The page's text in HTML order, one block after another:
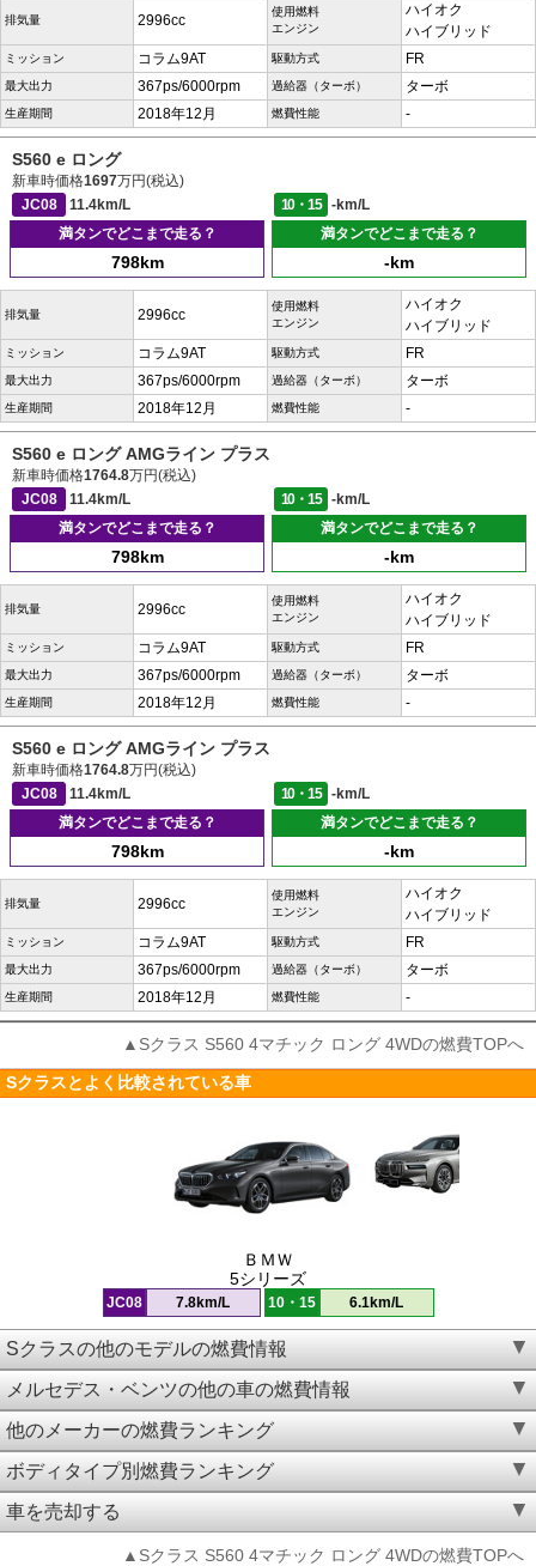
排気量 2996cc
使用燃料
エンジン
ハイオク
ハイブリッド
ミッション コラム9AT 駆動方式 FR
最大出力 367ps/6000rpm 過給器（ターボ） ターボ
生産期間 2018年12月 燃費性能 -
S560 e ロング
新車時価格1697万円(税込)
JC08
11.4km/L 10・15
-km/L
満タンでどこまで走る？
798km
満タンでどこまで走る？
-km
排気量 2996cc
使用燃料
エンジン
ハイオク
ハイブリッド
ミッション コラム9AT 駆動方式 FR
最大出力 367ps/6000rpm 過給器（ターボ） ターボ
生産期間 2018年12月 燃費性能 -
S560 e ロング AMGライン プラス
新車時価格1764.8万円(税込)
JC08
11.4km/L 10・15
-km/L
満タンでどこまで走る？
798km
満タンでどこまで走る？
-km
排気量 2996cc
使用燃料
エンジン
ハイオク
ハイブリッド
ミッション コラム9AT 駆動方式 FR
最大出力 367ps/6000rpm 過給器（ターボ） ターボ
生産期間 2018年12月 燃費性能 -
S560 e ロング AMGライン プラス
新車時価格1764.8万円(税込)
JC08
11.4km/L 10・15
-km/L
満タンでどこまで走る？
798km
満タンでどこまで走る？
-km
排気量 2996cc
使用燃料
エンジン
ハイオク
ハイブリッド
ミッション コラム9AT 駆動方式 FR
最大出力 367ps/6000rpm 過給器（ターボ） ターボ
生産期間 2018年12月 燃費性能 -
▲Sクラス S560 4マチック ロング 4WDの燃費TOPへ
Sクラスとよく比較されている車
ＢＭＷ
5シリーズ
JC08 7.8km/L 10・15 6.1km/L
Sクラスの他のモデルの燃費情報
メルセデス・ベンツの他の車の燃費情報
他のメーカーの燃費ランキング
ボディタイプ別燃費ランキング
車を売却する
▲Sクラス S560 4マチック ロング 4WDの燃費TOPへ